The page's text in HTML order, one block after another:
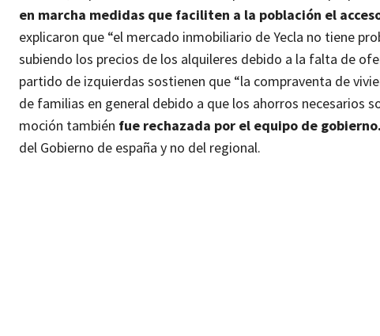
en marcha medidas que faciliten a la población el
explicaron que “el mercado inmobiliario de Yecla no tiene
subiendo los precios de los alquileres debido a la falta de
partido de izquierdas sostienen que “la compraventa de
de familias en general debido a que los ahorros necesarios
moción también fue rechazada por el equipo de gobierno.
del Gobierno de españa y no del regional.